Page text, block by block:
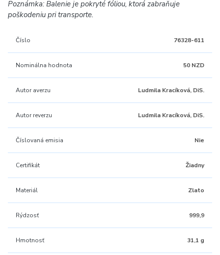
Poznámka: Balenie je pokryté fóliou, ktorá zabraňuje
poškodeniu pri transporte.
Číslo 76328-611
Nominálna hodnota 50 NZD
Autor averzu Ludmila Kracíková, DiS.
Autor reverzu Ludmila Kracíková, DiS.
Číslovaná emisia Nie
Certifikát Žiadny
Materiál Zlato
Rýdzosť 999,9
Hmotnosť 31,1 g